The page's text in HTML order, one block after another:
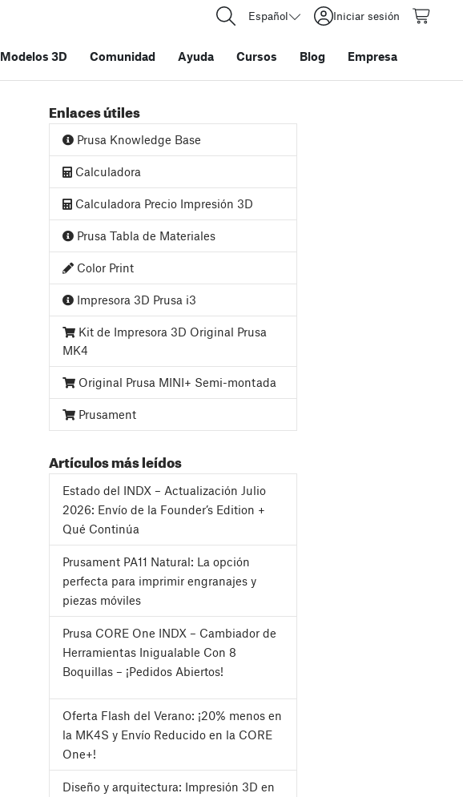
Español Iniciar sesión
Modelos 3D Comunidad Ayuda Cursos Blog Empresa
Enlaces útiles
Prusa Knowledge Base
Calculadora
Calculadora Precio Impresión 3D
Prusa Tabla de Materiales
Color Print
Impresora 3D Prusa i3
Kit de Impresora 3D Original Prusa
MK4
Original Prusa MINI+ Semi-montada
Prusament
Artículos más leídos
Estado del INDX – Actualización Julio
2026: Envío de la Founder’s Edition +
Qué Continúa
Prusament PA11 Natural: La opción
perfecta para imprimir engranajes y
piezas móviles
Prusa CORE One INDX – Cambiador de
Herramientas Inigualable Con 8
Boquillas – ¡Pedidos Abiertos!
Oferta Flash del Verano: ¡20% menos en
la MK4S y Envío Reducido en la CORE
One+!
Diseño y arquitectura: Impresión 3D en